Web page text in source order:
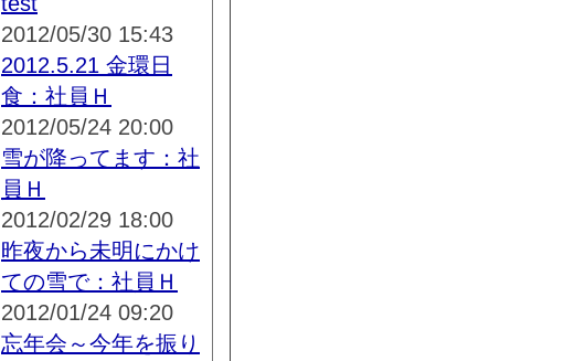
2012/05/30 15:43
2012.5.21 金環日
食：社員Ｈ
2012/05/24 20:00
雪が降ってます：社
員Ｈ
2012/02/29 18:00
昨夜から未明にかけ
ての雪で：社員Ｈ
2012/01/24 09:20
忘年会～今年を振り